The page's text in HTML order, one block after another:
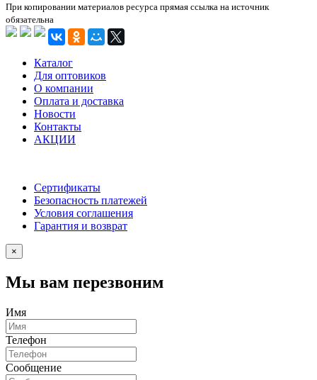
При копировании материалов ресурса прямая ссылка на источник
обязательна
Каталог
Для оптовиков
О компании
Оплата и доставка
Новости
Контакты
АКЦИИ
Сертификаты
Безопасность платежей
Условия соглашения
Гарантия и возврат
×
Мы вам перезвоним
Имя
Телефон
Сообщение